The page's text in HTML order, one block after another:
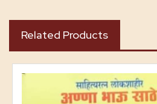
Related Products